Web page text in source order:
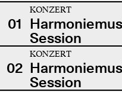
01
KONZERT
Session
02
KONZERT
Session